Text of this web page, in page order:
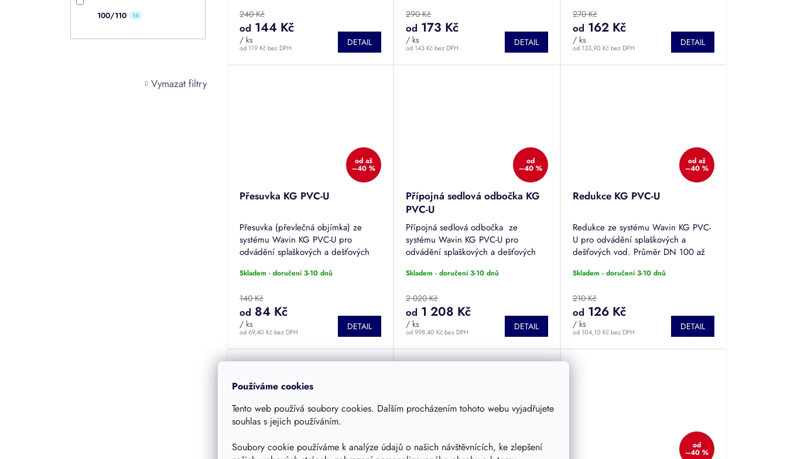
Používáme cookies
Tento web používá soubory cookies. Dalším procházením tohoto webu vyjadřujete
souhlas s jejich používáním.
Soubory cookie používáme k analýze údajů o našich návštěvnících, ke zlepšení
100/110 16
Vymazat filtry
240 Kč
od 119 Kč bez DPH
od 144 Kč
/ ks DETAIL
290 Kč
od 143 Kč bez DPH
od 173 Kč
/ ks DETAIL
270 Kč
od 133,90 Kč bez DPH
od 162 Kč
/ ks DETAIL
odaž
–40 %
Přesuvka KG PVC-U
Přesuvka (převlečná objímka) ze
systému Wavin KG PVC-U pro
odvádění splaškových a dešťových
Skladem - doručení 3-10 dnů
140 Kč
od 69,40 Kč bez DPH
od 84 Kč
/ ks DETAIL
od
–40 %
Přípojná sedlová odbočka KG
PVC-U
Přípojná sedlová odbočka ze
systému Wavin KG PVC-U pro
odvádění splaškových a dešťových
Skladem - doručení 3-10 dnů
2 020 Kč
od 998,40 Kč bez DPH
od 1 208 Kč
/ ks DETAIL
od až
–40 %
Redukce KG PVC-U
Redukce ze systému Wavin KG PVC-
U pro odvádění splaškových a
dešťových vod. Průměr DN 100 až
Skladem - doručení 3-10 dnů
210 Kč
od 104,10 Kč bez DPH
od 126 Kč
/ ks DETAIL
odaž
–40 %
odaž
–40 %
od
–40 %